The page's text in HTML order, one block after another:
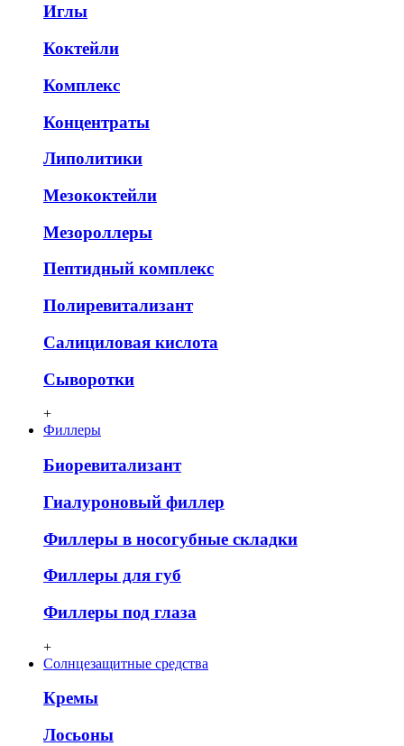
Иглы
Коктейли
Комплекс
Концентраты
Липолитики
Мезококтейли
Мезороллеры
Пептидный комплекс
Полиревитализант
Салициловая кислота
Сыворотки
+
Филлеры
Биоревитализант
Гиалуроновый филлер
Филлеры в носогубные складки
Филлеры для губ
Филлеры под глаза
+
Солнцезащитные средства
Кремы
Лосьоны